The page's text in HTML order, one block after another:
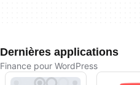
Dernières applications
Finance pour WordPress